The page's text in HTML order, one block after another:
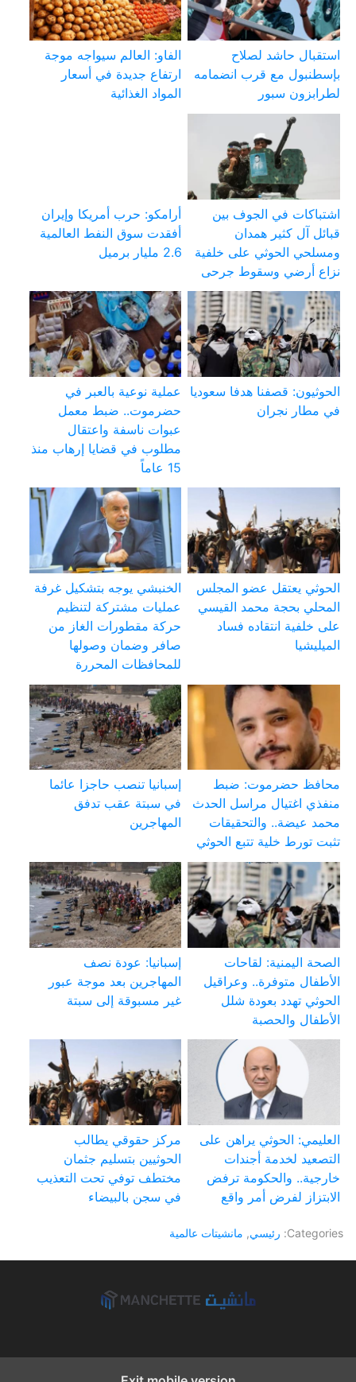
استقبال حاشد لصلاح
بإسطنبول مع قرب انضمامه
لطرابزون سبور
الفاو: العالم سيواجه موجة
ارتفاع جديدة في أسعار
المواد الغذائية
اشتباكات في الجوف بين
قبائل آل كثير همدان
ومسلحي الحوثي على خلفية
نزاع أرضي وسقوط جرحى
أرامكو: حرب أمريكا وإيران
أفقدت سوق النفط العالمية
2.6 مليار برميل
الحوثيون: قصفنا هدفا سعوديا
في مطار نجران
عملية نوعية بالعبر في
حضرموت.. ضبط معمل
عبوات ناسفة واعتقال
مطلوب في قضايا إرهاب منذ
15 عاماً
الحوثي يعتقل عضو المجلس
المحلي بحجة محمد القيسي
على خلفية انتقاده فساد
الميليشيا
الخنبشي يوجه بتشكيل غرفة
عمليات مشتركة لتنظيم
حركة مقطورات الغاز من
صافر وضمان وصولها
للمحافظات المحررة
محافظ حضرموت: ضبط
منفذي اغتيال مراسل الحدث
محمد عيضة.. والتحقيقات
تثبت تورط خلية تتبع الحوثي
إسبانيا تنصب حاجزا عائما
في سبتة عقب تدفق
المهاجرين
الصحة اليمنية: لقاحات
الأطفال متوفرة.. وعراقيل
الحوثي تهدد بعودة شلل
الأطفال والحصبة
إسبانيا: عودة نصف
المهاجرين بعد موجة عبور
غير مسبوقة إلى سبتة
العليمي: الحوثي يراهن على
التصعيد لخدمة أجندات
خارجية.. والحكومة ترفض
الابتزاز لفرض أمر واقع
مركز حقوقي يطالب
الحوثيين بتسليم جثمان
مختطف توفي تحت التعذيب
في سجن بالبيضاء
Categories: رئيسي, مانشيتات عالمية